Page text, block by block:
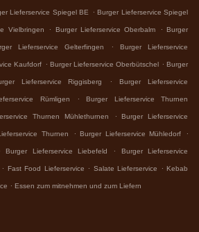
Lieferservice Spiegel BE . Burger Lieferservice Spiegel
Vielbringen . Burger Lieferservice Oberbalm . Burger
Lieferservice Gelterfingen . Burger Lieferservice
Kaufdorf . Burger Lieferservice Oberbütschel . Burger
Lieferservice Riggisberg . Burger Lieferservice
Rümligen . Burger Lieferservice Thurnen
Thurnen Mühlethurnen . Burger Lieferservice
Thurnen . Burger Lieferservice Mühledorf .
Burger Lieferservice Liebefeld . Burger Lieferservice
. Fast Food Lieferservice . Salate Lieferservice . Kebab
. Essen zum mitnehmen und zum Liefern